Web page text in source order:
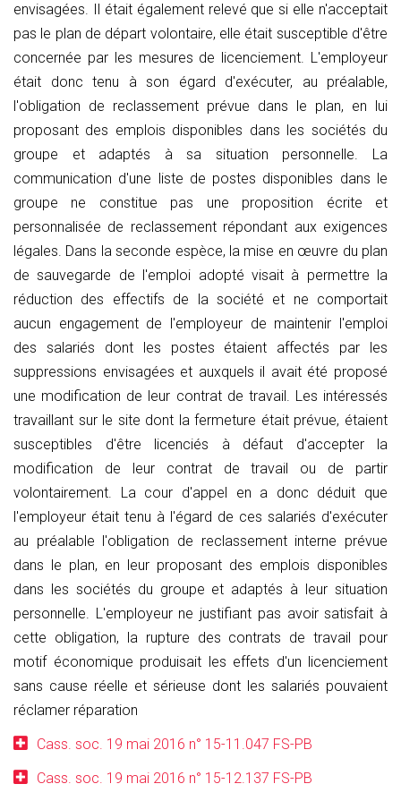
envisagées. Il était également relevé que si elle n'acceptait
pas le plan de départ volontaire, elle était susceptible d'être
concernée par les mesures de licenciement. L'employeur
était donc tenu à son égard d'exécuter, au préalable,
l'obligation de reclassement prévue dans le plan, en lui
proposant des emplois disponibles dans les sociétés du
groupe et adaptés à sa situation personnelle. La
communication d'une liste de postes disponibles dans le
groupe ne constitue pas une proposition écrite et
personnalisée de reclassement répondant aux exigences
légales. Dans la seconde espèce, la mise en œuvre du plan
de sauvegarde de l'emploi adopté visait à permettre la
réduction des effectifs de la société et ne comportait
aucun engagement de l'employeur de maintenir l'emploi
des salariés dont les postes étaient affectés par les
suppressions envisagées et auxquels il avait été proposé
une modification de leur contrat de travail. Les intéressés
travaillant sur le site dont la fermeture était prévue, étaient
susceptibles d'être licenciés à défaut d'accepter la
modification de leur contrat de travail ou de partir
volontairement. La cour d'appel en a donc déduit que
l'employeur était tenu à l'égard de ces salariés d'exécuter
au préalable l'obligation de reclassement interne prévue
dans le plan, en leur proposant des emplois disponibles
dans les sociétés du groupe et adaptés à leur situation
personnelle. L'employeur ne justifiant pas avoir satisfait à
cette obligation, la rupture des contrats de travail pour
motif économique produisait les effets d'un licenciement
sans cause réelle et sérieuse dont les salariés pouvaient
réclamer réparation
Cass. soc. 19 mai 2016 n° 15-11.047 FS-PB
Cass. soc. 19 mai 2016 n° 15-12.137 FS-PB